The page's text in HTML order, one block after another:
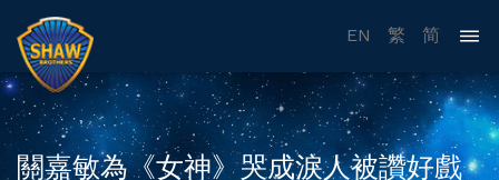
EN 繁 简
關嘉敏為《女神》哭成淚人被讚好戲